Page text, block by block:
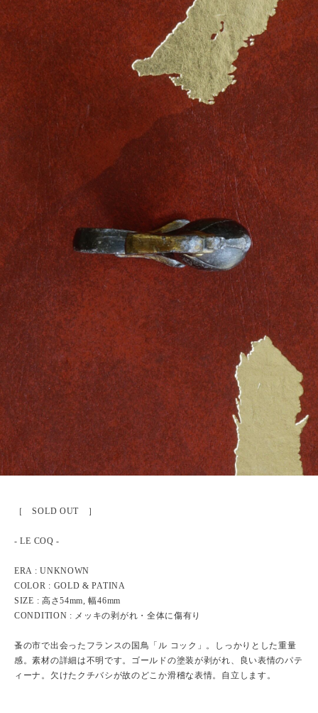
［ SOLD OUT ］
- LE COQ -
ERA : UNKNOWN
COLOR : GOLD & PATINA
SIZE : 高さ54mm, 幅46mm
CONDITION : メッキの剥がれ・全体に傷有り
蚤の市で出会ったフランスの国鳥「ル コック」。しっかりとした重量
感。素材の詳細は不明です。ゴールドの塗装が剥がれ、良い表情のパテ
ィーナ。欠けたクチバシが故のどこか滑稽な表情。自立します。